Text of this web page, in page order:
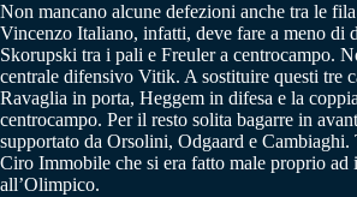
Non mancano alcune defezioni anche tra le
Vincenzo Italiano, infatti, deve fare a meno di
Skorupski tra i pali e Freuler a centrocampo.
centrale difensivo Vitik. A sostituire questi tre
Ravaglia in porta, Heggem in difesa e la
centrocampo. Per il resto solita bagarre in
supportato da Orsolini, Odgaard e
Ciro Immobile che si era fatto male proprio ad
all’Olimpico.